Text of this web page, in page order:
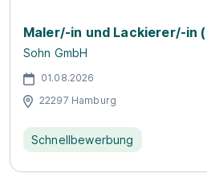
Maler/-in und Lackierer/-in
Sohn GmbH
01.08.2026
22297 Hamburg
Schnellbewerbung